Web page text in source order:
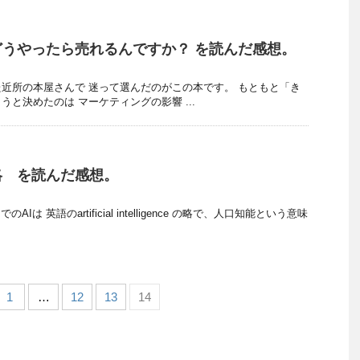
やったら売れるんですか？ を読んだ感想。
所の本屋さんで 迷って選んだのがこの本です。 もともと「き
と決めたのは マーケティングの影響 ...
を読んだ感想。
AIは 英語のartificial intelligence の略で、人口知能という意味
1 … 12 13 14